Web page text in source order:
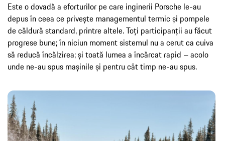
Este o dovadă a eforturilor pe care inginerii Porsche le-au
depus în ceea ce privește managementul termic și pompele
de căldură standard, printre altele. Toți participanții au făcut
progrese bune; în niciun moment sistemul nu a cerut ca cuiva
să reducă încălzirea; și toată lumea a încărcat rapid – acolo
unde ne-au spus mașinile și pentru cât timp ne-au spus.